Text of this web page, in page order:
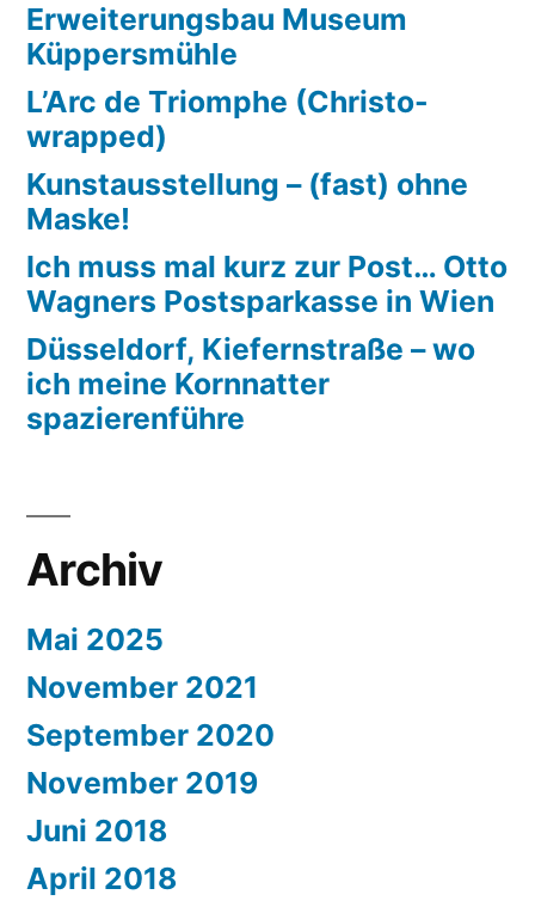
Erweiterungsbau Museum
Küppersmühle
L’Arc de Triomphe (Christo-
wrapped)
Kunstausstellung – (fast) ohne
Maske!
Ich muss mal kurz zur Post… Otto
Wagners Postsparkasse in Wien
Düsseldorf, Kiefernstraße – wo
ich meine Kornnatter
spazierenführe
Archiv
Mai 2025
November 2021
September 2020
November 2019
Juni 2018
April 2018